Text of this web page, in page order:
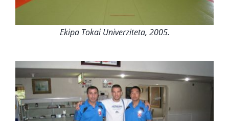
Ekipa Tokai Univerziteta, 2005.